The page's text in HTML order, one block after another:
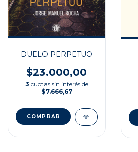
DUELO PERPETUO
$23.000,00
3 cuotas sin interés de
$7.666,67